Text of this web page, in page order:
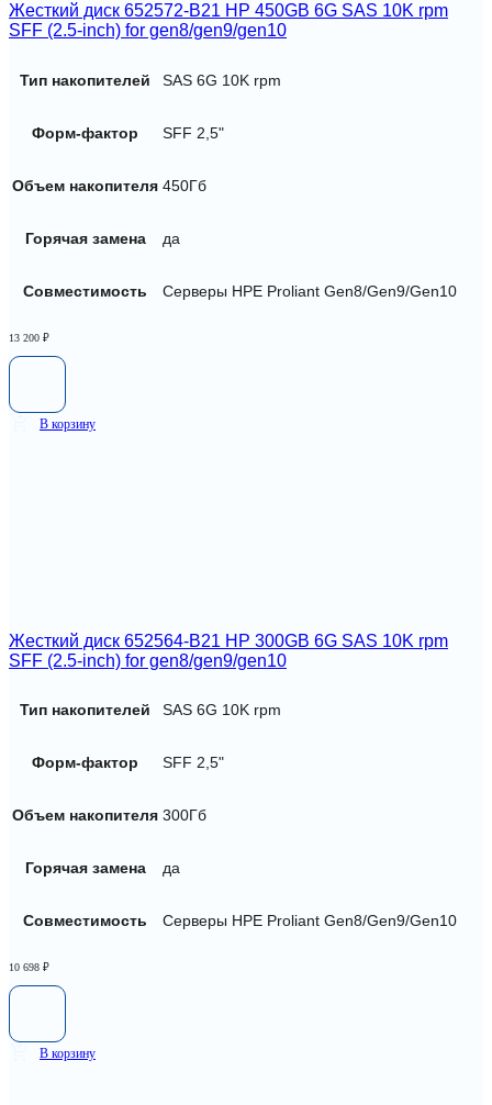
Жесткий диск 652572-B21 HP 450GB 6G SAS 10K rpm
SFF (2.5-inch) for gen8/gen9/gen10
Тип накопителей SAS 6G 10K rpm
Форм-фактор SFF 2,5"
Объем накопителя 450Гб
Горячая замена да
Совместимость Серверы HPE Proliant Gen8/Gen9/Gen10
13 200 ₽
В корзину
Жесткий диск 652564-B21 HP 300GB 6G SAS 10K rpm
SFF (2.5-inch) for gen8/gen9/gen10
Тип накопителей SAS 6G 10K rpm
Форм-фактор SFF 2,5"
Объем накопителя 300Гб
Горячая замена да
Совместимость Серверы HPE Proliant Gen8/Gen9/Gen10
10 698 ₽
В корзину